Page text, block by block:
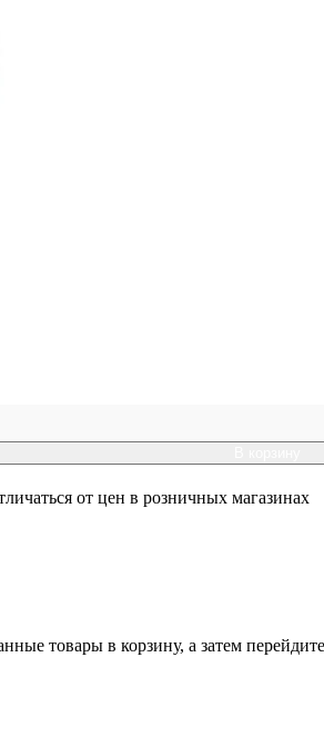
от цен в розничных магазинах
товары в корзину, а затем